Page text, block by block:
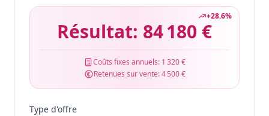
+28.6%
Résultat: 84 180 €
Coûts fixes annuels: 1 320 €
Retenues sur vente:4 500 €
Type d'offre